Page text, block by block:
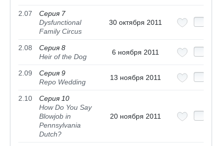
2.07
Серия 7
Dysfunctional
Family Circus
30 октября 2011
2.08
Серия 8
Heir of the Dog
6 ноября 2011
2.09
Серия 9
Repo Wedding
13 ноября 2011
2.10
Серия 10
How Do You Say
Blowjob in
Pennsylvania
Dutch?
20 ноября 2011